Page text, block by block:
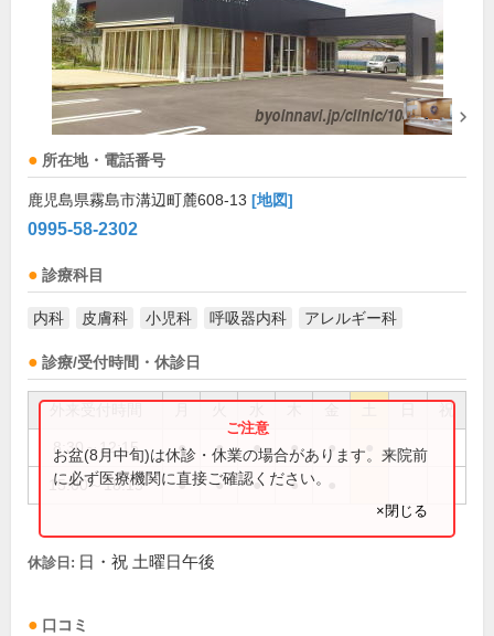
所在地・電話番号
鹿児島県霧島市溝辺町麓608-13 [地図]
0995-58-2302
診療科目
内科 皮膚科 小児科 呼吸器内科 アレルギー科
診療/受付時間・休診日
祝
8:30～12:15 ● ● ● ● ●
15:00～18:15 ● ● ● ●
お盆(8月中旬)は休診・休業の場合があります。来院前
に必ず医療機関に直接ご確認ください。
×閉じる
休診日: 日・祝 土曜日午後
口コミ